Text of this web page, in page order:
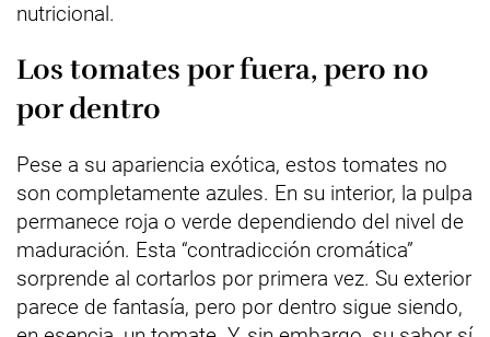
nutricional.
Los tomates por fuera, pero no
por dentro
Pese a su apariencia exótica, estos tomates no
son completamente azules. En su interior, la pulpa
permanece roja o verde dependiendo del nivel de
maduración. Esta “contradicción cromática”
sorprende al cortarlos por primera vez. Su exterior
parece de fantasía, pero por dentro sigue siendo,